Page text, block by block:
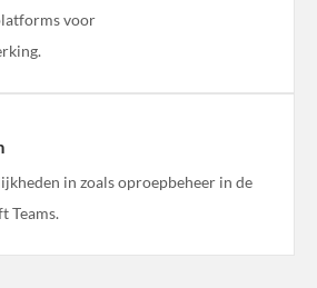
voor
in zoals oproepbeheer in de
Teams.